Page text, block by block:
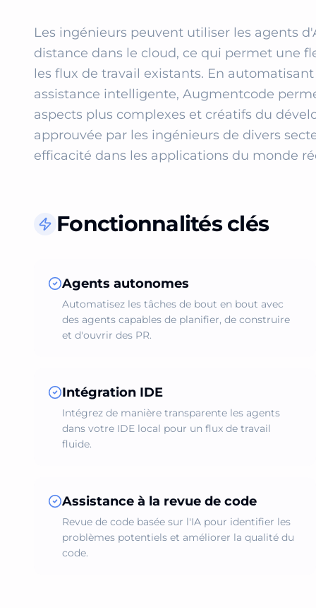
Les ingénieurs peuvent utiliser les agents
distance dans le cloud, ce qui permet une
les flux de travail existants. En
assistance intelligente, Augmentcode
aspects plus complexes et créatifs du
approuvée par les ingénieurs de divers
efficacité dans les applications du monde
Fonctionnalités clés
Agents autonomes
Automatisez les tâches de bout en bout avec
des agents capables de planifier, de construire
et d'ouvrir des PR.
Intégration IDE
Intégrez de manière transparente les agents
dans votre IDE local pour un flux de travail
fluide.
Assistance à la revue de code
Revue de code basée sur l'IA pour identifier les
problèmes potentiels et améliorer la qualité du
code.